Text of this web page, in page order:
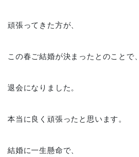
頑張ってきた方が、
この春ご結婚が決まったとのことで、
退会になりました。
本当に良く頑張ったと思います。
結婚に一生懸命で、